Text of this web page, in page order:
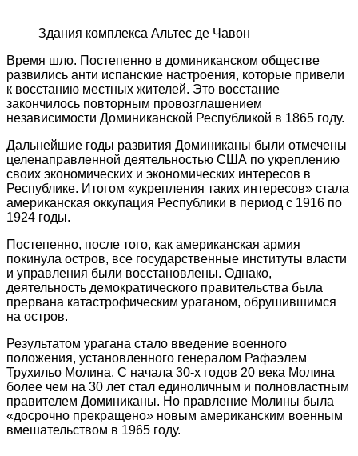
Здания комплекса Альтес де Чавон
Время шло. Постепенно в доминиканском обществе
развились анти испанские настроения, которые привели
к восстанию местных жителей. Это восстание
закончилось повторным провозглашением
независимости Доминиканской Республикой в 1865 году.
Дальнейшие годы развития Доминиканы были отмечены
целенаправленной деятельностью США по укреплению
своих экономических и экономических интересов в
Республике. Итогом «укрепления таких интересов» стала
американская оккупация Республики в период с 1916 по
1924 годы.
Постепенно, после того, как американская армия
покинула остров, все государственные институты власти
и управления были восстановлены. Однако,
деятельность демократического правительства была
прервана катастрофическим ураганом, обрушившимся
на остров.
Результатом урагана стало введение военного
положения, установленного генералом Рафаэлем
Трухильо Молина. С начала 30-х годов 20 века Молина
более чем на 30 лет стал единоличным и полновластным
правителем Доминиканы. Но правление Молины была
«досрочно прекращено» новым американским военным
вмешательством в 1965 году.